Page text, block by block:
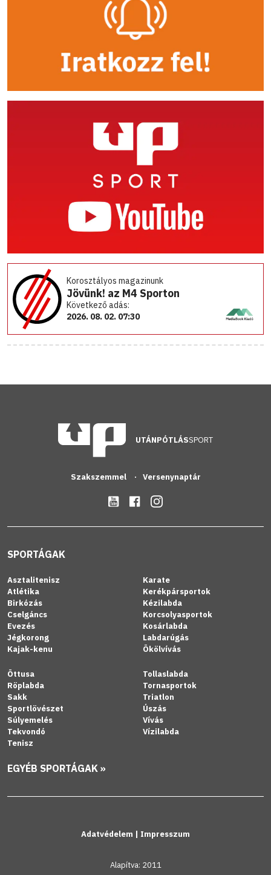
Korosztályos magazinunk
Jövünk! az M4 Sporton
Következő adás:
2026. 08. 02. 07:30
UTÁNPÓTLÁSSPORT
Szakszemmel Versenynaptár
SPORTÁGAK
Asztalitenisz
Atlétika
Birkózás
Cselgáncs
Evezés
Jégkorong
Kajak-kenu
Karate
Kerékpársportok
Kézilabda
Korcsolyasportok
Kosárlabda
Labdarúgás
Ökölvívás
Öttusa
Röplabda
Sakk
Sportlövészet
Súlyemelés
Tekvondó
Tenisz
Tollaslabda
Tornasportok
Triatlon
Úszás
Vívás
Vízilabda
EGYÉB SPORTÁGAK »
Adatvédelem | Impresszum
Alapítva: 2011